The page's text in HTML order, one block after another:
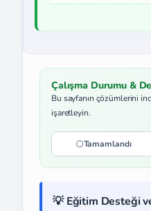
Çalışma Durumu &
Bu sayfanın çözümlerini
işaretleyin.
Tamamlandı
💡 Eğitim Desteği